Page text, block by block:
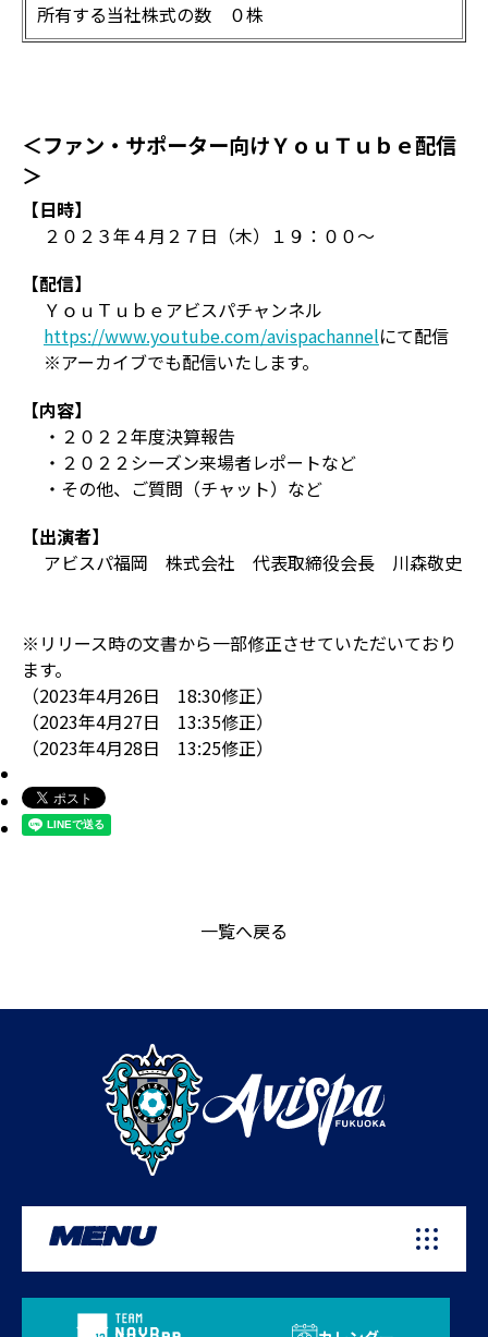
所有する当社株式の数 ０株
＜ファン・サポーター向けＹｏｕＴｕｂｅ配信
＞
【日時】
２０２３年４月２７日（木）１９：００～
【配信】
ＹｏｕＴｕｂｅアビスパチャンネル
https://www.youtube.com/avispachannelにて配信
※アーカイブでも配信いたします。
【内容】
・２０２２年度決算報告
・２０２２シーズン来場者レポートなど
・その他、ご質問（チャット）など
【出演者】
アビスパ福岡 株式会社 代表取締役会長 川森敬史
※リリース時の文書から一部修正させていただいており
ます。
（2023年4月26日 18:30修正）
（2023年4月27日 13:35修正）
（2023年4月28日 13:25修正）
一覧へ戻る
MENU